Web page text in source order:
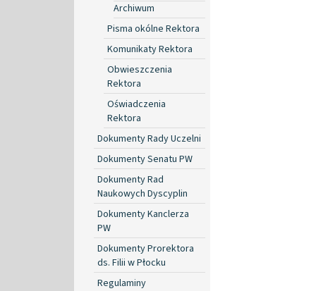
Archiwum
Pisma okólne Rektora
Komunikaty Rektora
Obwieszczenia
Rektora
Oświadczenia
Rektora
Dokumenty Rady Uczelni
Dokumenty Senatu PW
Dokumenty Rad
Naukowych Dyscyplin
Dokumenty Kanclerza
PW
Dokumenty Prorektora
ds. Filii w Płocku
Regulaminy